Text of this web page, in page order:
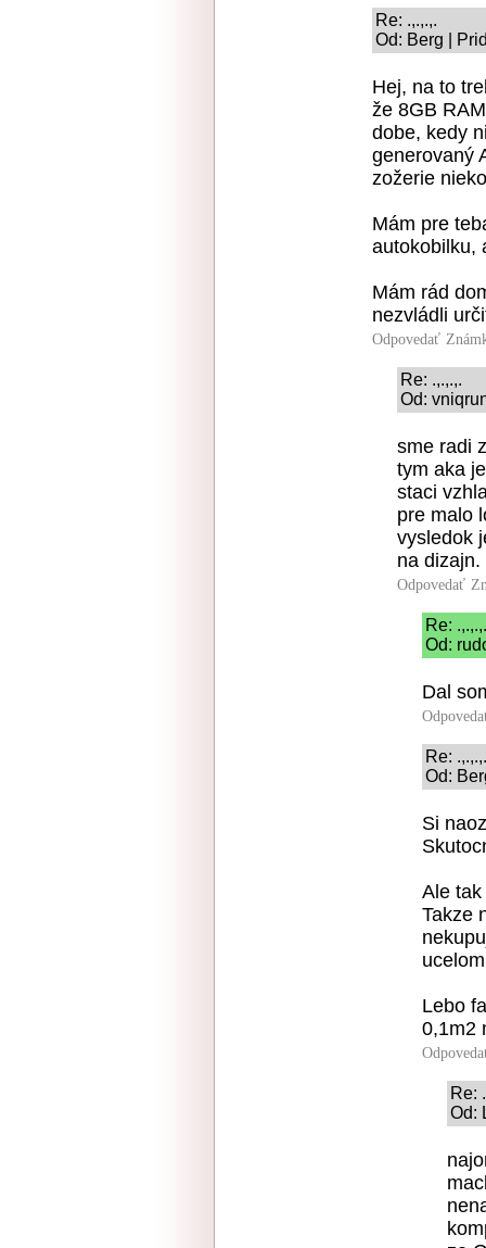
Re: .,.,.,.
Od: Berg |
Hej, na to
že 8GB
dobe, kedy
generovaný
zožerie
Mám pre
autokobilku,
Mám rád
nezvládli
Odpovedať
Re: .,.,.,.
Od:
sme radi
tym aka
staci
pre malo
vysledok
na
Odpovedať
Re: .,.,.,.
Od:
Dal
Re: .,.,.,.
Od:
Si
Ale
Takze
Lebo
0,1m2
Re:
Od: